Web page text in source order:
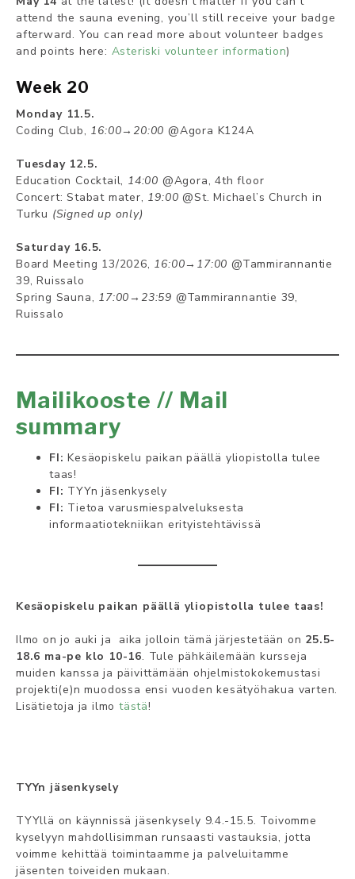
attend the sauna evening, you’ll still receive your badge
afterward. You can read more about volunteer badges
and points here: Asteriski volunteer information)
Week 20
Monday 11.5.
Coding Club, 16:00→20:00 @Agora K124A
Tuesday 12.5.
Education Cocktail, 14:00 @Agora, 4th floor
Concert: Stabat mater, 19:00 @St. Michael’s Church in
Turku (Signed up only)
Saturday 16.5.
Board Meeting 13/2026, 16:00→17:00 @Tammirannantie
39, Ruissalo
Spring Sauna, 17:00→23:59 @Tammirannantie 39,
Ruissalo
Mailikooste // Mail
summary
FI: Kesäopiskelu paikan päällä yliopistolla tulee
taas!
FI: TYYn jäsenkysely
FI: Tietoa varusmiespalveluksesta
informaatiotekniikan erityistehtävissä
Kesäopiskelu paikan päällä yliopistolla tulee taas!
Ilmo on jo auki ja aika jolloin tämä järjestetään on 25.5-
18.6 ma-pe klo 10-16. Tule pähkäilemään kursseja
muiden kanssa ja päivittämään ohjelmistokokemustasi
projekti(e)n muodossa ensi vuoden kesätyöhakua varten.
Lisätietoja ja ilmotästä!
TYYn jäsenkysely
TYYllä on käynnissä jäsenkysely 9.4.-15.5. Toivomme
kyselyyn mahdollisimman runsaasti vastauksia, jotta
voimme kehittää toimintaamme ja palveluitamme
jäsenten toiveiden mukaan.